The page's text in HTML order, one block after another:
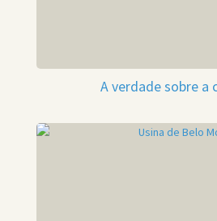
A verdade sobre a